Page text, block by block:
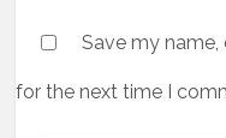
Save my
for the next time I